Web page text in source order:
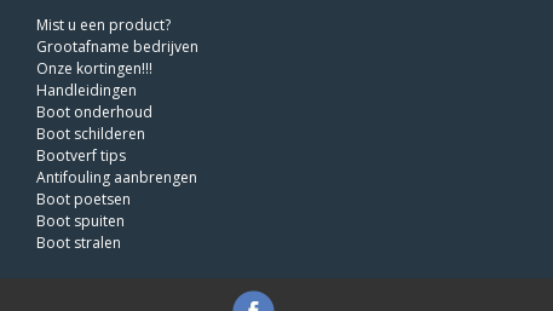
Mist u een product?
Grootafname bedrijven
Onze kortingen!!!
Handleidingen
Boot onderhoud
Boot schilderen
Bootverf tips
Antifouling aanbrengen
Boot poetsen
Boot spuiten
Boot stralen